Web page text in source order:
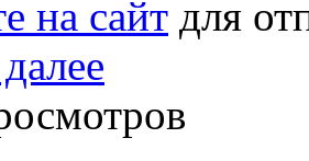
на сайт для